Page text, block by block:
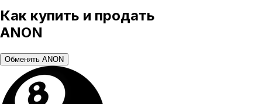
Как купить и продать
ANON
Обменять ANON